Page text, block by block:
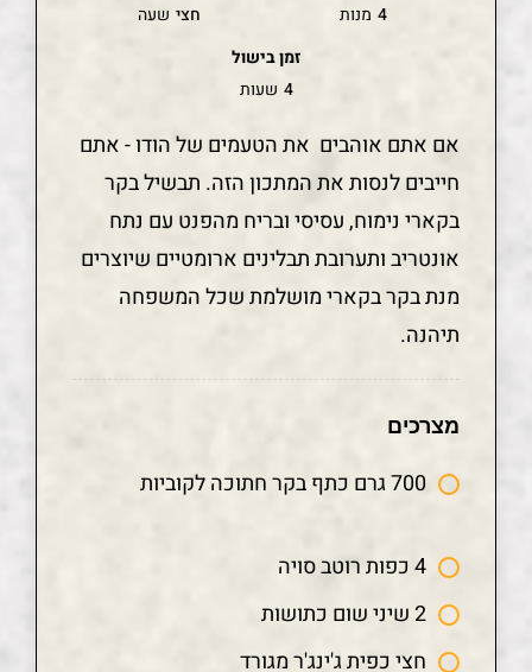
4 מנות
חצי שעה
זמן בישול
4 שעות
אם אתם אוהבים את הטעמים של הודו - אתם
חייבים לנסות את המתכון הזה. תבשיל בקר
בקארי נימוח, עסיסי ובריח מהפנט עם נתח
אונטריב ותערובת תבלינים ארומטיים שיוצרים
מנת בקר בקארי מושלמת שכל המשפחה
תיהנה.
מצרכים
700 גרם כתף בקר חתוכה לקוביות
4 כפות רוטב סויה
2 שיני שום כתושות
חצי כפית ג'ינג'ר מגורד